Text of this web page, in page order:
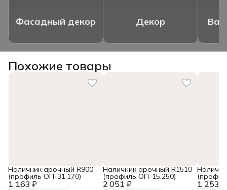
Фасадный декор Декор
Похожие товары
1 163 ₽
Наличник арочный R900
(профиль ОП-31.170)
2 051 ₽
Наличник арочный R1510
(профиль ОП-15.250)
1 253 ₽